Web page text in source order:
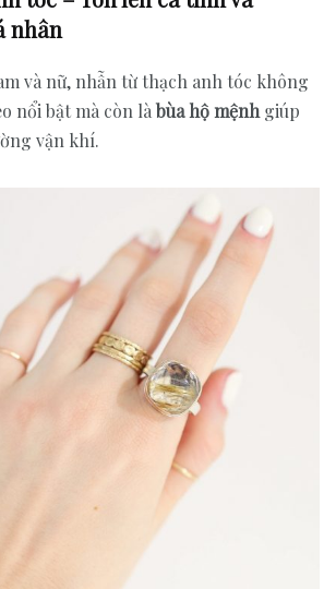
nhân
và nữ, nhẫn từ thạch anh tóc không
nổi bật mà còn làbùa hộ mệnh giúp
vận khí.